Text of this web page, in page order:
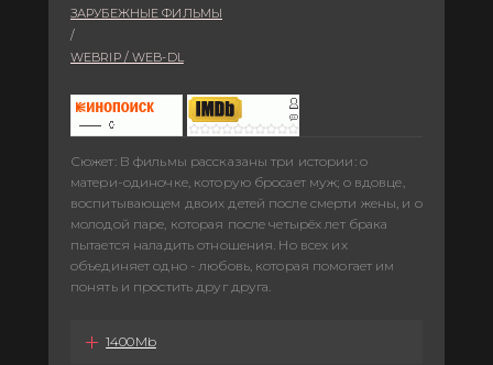
ЗАРУБЕЖНЫЕ ФИЛЬМЫ
/
WEBRIP / WEB-DL
Сюжет: В фильмы рассказаны три истории: о
матери-одиночке, которую бросает муж; о вдовце,
воспитывающем двоих детей после смерти жены, и о
молодой паре, которая после четырёх лет брака
пытается наладить отношения. Но всех их
объединяет одно - любовь, которая помогает им
понять и простить друг друга.
1400Mb